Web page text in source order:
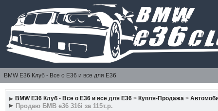
BMW E36 Клуб - Все о Е36 и все для Е36
BMW E36 Клуб - Все о Е36 и все для Е36 > Купля-Продажа >
Продаю БМВ е36 316i за 115т.р.